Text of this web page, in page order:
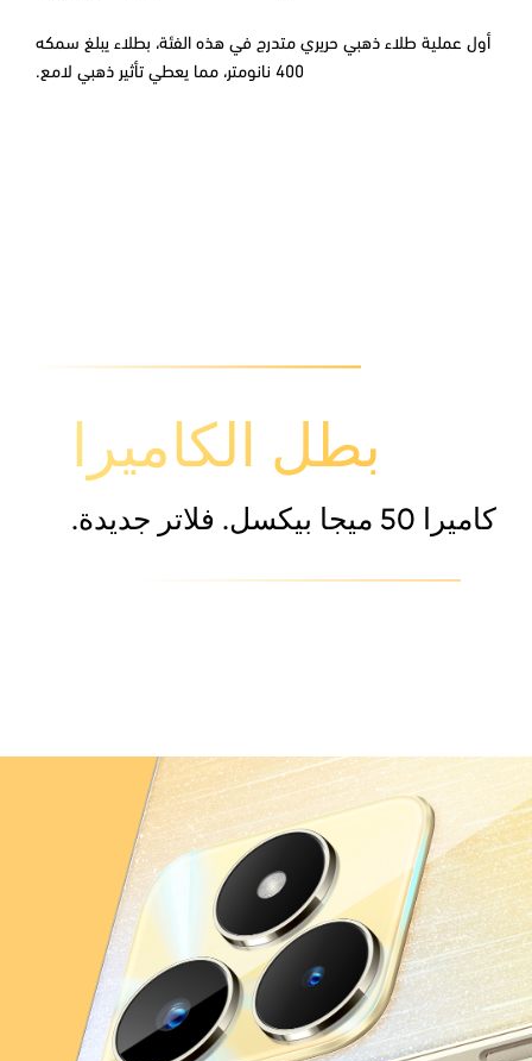
أول عملية طلاء ذهبي حريري متدرج في هذه الفئة، بطلاء يبلغ سمكه
400 نانومتر، مما يعطي تأثير ذهبي لامع.
بطل الكاميرا
كاميرا 50 ميجا بيكسل. فلاتر جديدة.